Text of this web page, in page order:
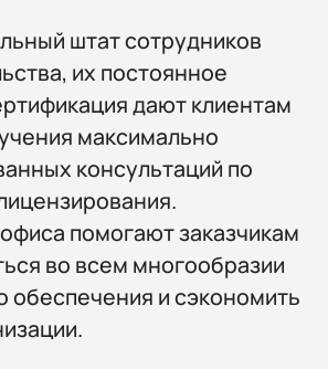
штат сотрудников
их постоянное
дают клиентам
максимально
консультаций по
помогают заказчикам
во всем многообразии
обеспечения и сэкономить